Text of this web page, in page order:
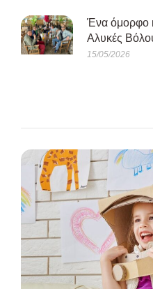
Ένα όμορφο
Αλυκές
15/05/2026